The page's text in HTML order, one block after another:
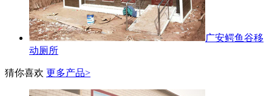
广安鳄鱼谷移
动厕所
猜你喜欢 更多产品>